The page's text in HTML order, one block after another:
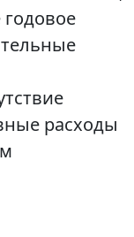
расходы